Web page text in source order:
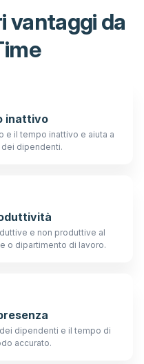
vantaggi da
inattivo
e il tempo inattivo e aiuta a
dipendenti.
e non produttive al
o dipartimento di lavoro.
dipendenti e il tempo di
accurato.